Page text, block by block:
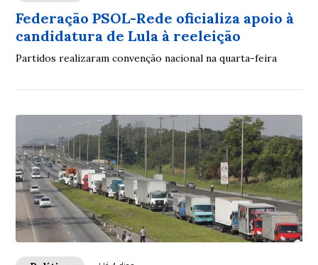
Federação PSOL-Rede oficializa apoio à
candidatura de Lula à reeleição
Partidos realizaram convenção nacional na quarta-feira